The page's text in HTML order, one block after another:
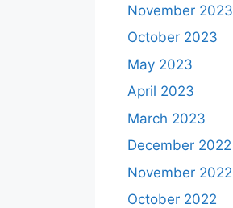
November 2023
October 2023
May 2023
April 2023
March 2023
December 2022
November 2022
October 2022